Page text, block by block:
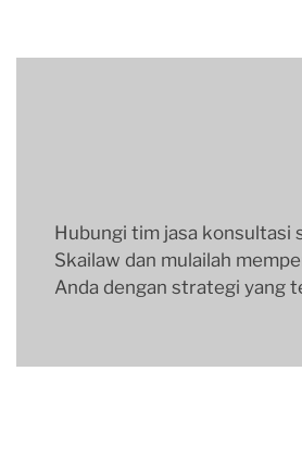
Hubungi tim jasa konsultasi
Skailaw dan mulailah
Anda dengan strategi yang